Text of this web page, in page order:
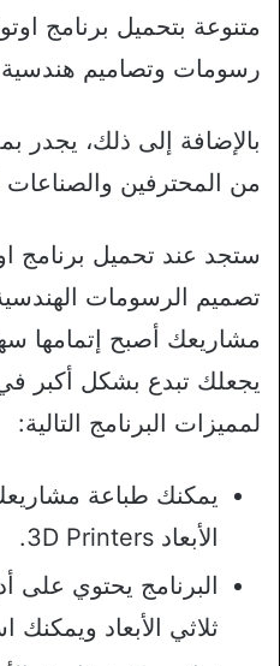
رسومات وتصاميم
بالإضافة إلى ذلك، يجدر
من المحترفين والصناعات
تصميم الرسومات الهندسية
مشاريعك أصبح إتمامها
يجعلك تبدع بشكل أكبر
لمميزات البرنامج التالية:
يمكنك طباعة
الأبعاد 3D Printers.
البرنامج يحتوي على
ثلاثي الأبعاد ويمكنك